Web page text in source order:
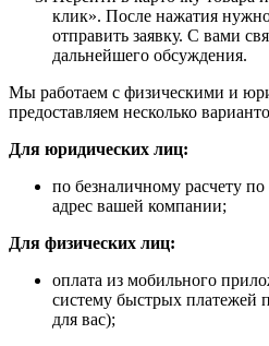
клик». После нажатия
отправить заявку. С вами
дальнейшего обсуждения.
Мы работаем с физическими и
предоставляем несколько
Для юридических лиц:
по безналичному расчету
адрес вашей компании;
Для физических лиц:
оплата из мобильного
систему быстрых платежей
для вас);